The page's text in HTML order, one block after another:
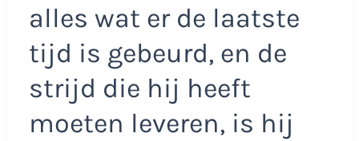
alles wat er de laatste
tijd is gebeurd, en de
strijd die hij heeft
moeten leveren, is hij